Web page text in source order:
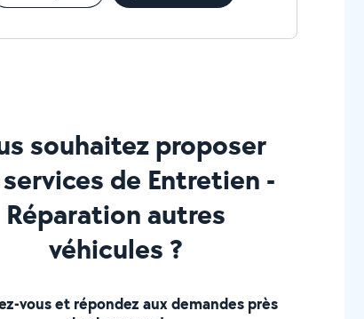
souhaitez proposer
de Entretien -
Réparation autres
véhicules ?
vous et répondez aux demandes près